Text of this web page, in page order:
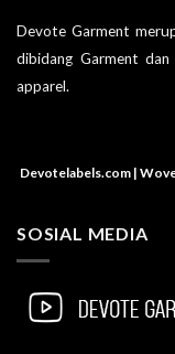
Devote Garment
dibidang Garment
apparel.
Devotelabels.com |
SOSIAL MEDIA